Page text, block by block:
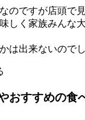
のですが店頭で
しく家族みんな
は出来ないので
おすすめの食